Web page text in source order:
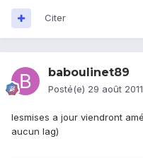
Citer
baboulinet89
Posté(e) 29 août 2011
lesmises a jour viendront
aucun lag)